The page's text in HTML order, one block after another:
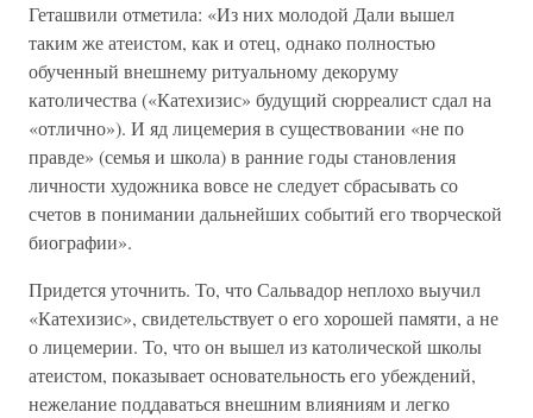
Геташвили отметила: «Из них молодой Дали вышел
таким же атеистом, как и отец, однако полностью
обученный внешнему ритуальному декоруму
католичества («Катехизис» будущий сюрреалист сдал на
«отлично»). И яд лицемерия в существовании «не по
правде» (семья и школа) в ранние годы становления
личности художника вовсе не следует сбрасывать со
счетов в понимании дальнейших событий его творческой
биографии».
Придется уточнить. То, что Сальвадор неплохо выучил
«Катехизис», свидетельствует о его хорошей памяти, а не
о лицемерии. То, что он вышел из католической школы
атеистом, показывает основательность его убеждений,
нежелание поддаваться внешним влияниям и легко